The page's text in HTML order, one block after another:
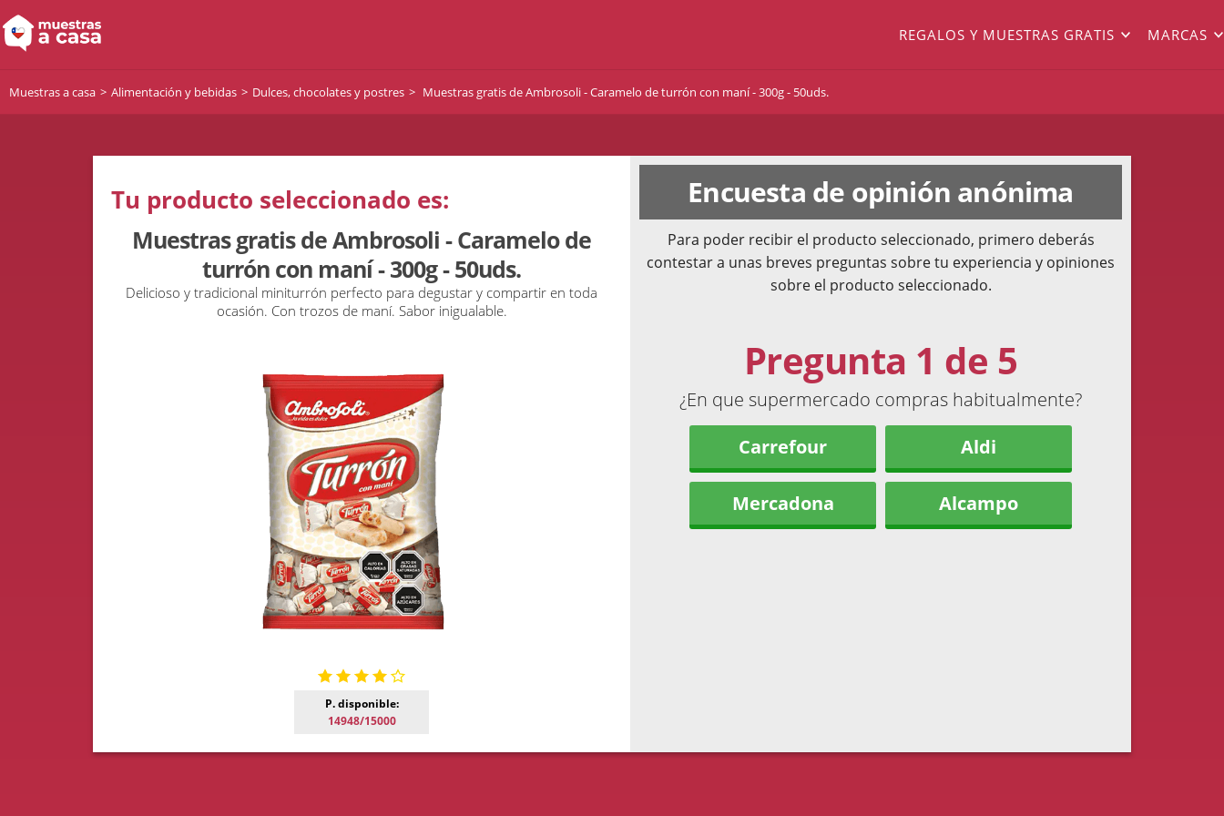
REGALOS Y MUESTRAS GRATIS MARCAS
Muestras a casa Alimentación y bebidas Dulces, chocolates y postres Muestras gratis de Ambrosoli - Caramelo de turrón con maní - 300g - 50uds.
Tu producto seleccionado es:
Muestras gratis de Ambrosoli - Caramelo de
turrón con maní - 300g - 50uds.
Delicioso y tradicional miniturrón perfecto para degustar y compartir en toda
ocasión. Con trozos de maní. Sabor inigualable.
P. disponible:
14948/15000
Encuesta de opinión anónima
Para poder recibir el producto seleccionado, primero deberás
contestar a unas breves preguntas sobre tu experiencia y opiniones
sobre el producto seleccionado.
Pregunta 1 de 5
¿En que supermercado compras habitualmente?
Carrefour
Aldi
Mercadona Alcampo